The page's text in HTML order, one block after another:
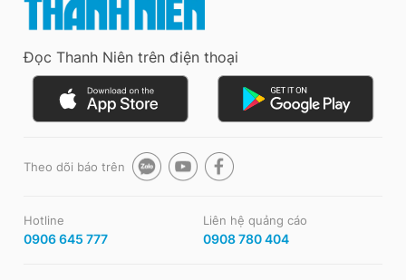
Đọc Thanh Niên trên điện thoại
Theo dõi báo trên
Hotline
0906 645 777
Liên hệ quảng cáo
0908 780 404